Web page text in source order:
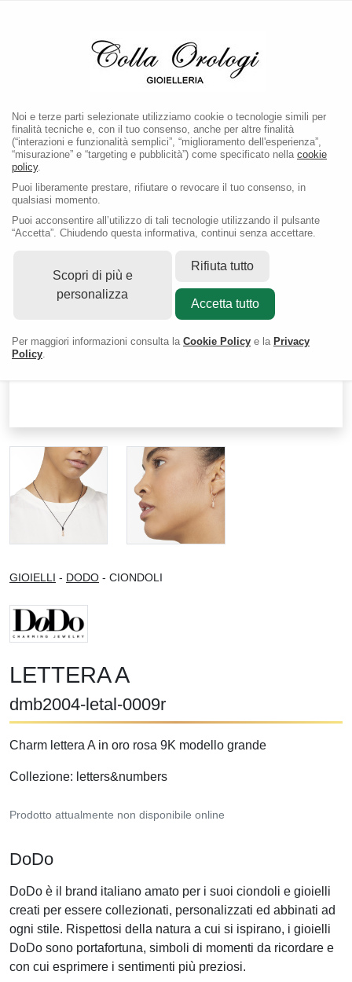
GIOIELLI - DODO - CIONDOLI
LETTERA A
dmb2004-letal-0009r
Charm lettera A in oro rosa 9K modello grande
Collezione: letters&numbers
Prodotto attualmente non disponibile online
DoDo
DoDo è il brand italiano amato per i suoi ciondoli e gioielli
creati per essere collezionati, personalizzati ed abbinati ad
ogni stile. Rispettosi della natura a cui si ispirano, i gioielli
DoDo sono portafortuna, simboli di momenti da ricordare e
con cui esprimere i sentimenti più preziosi.
Noi e terze parti selezionate utilizziamo cookie o tecnologie simili per
finalità tecniche e, con il tuo consenso, anche per altre finalità
(“interazioni e funzionalità semplici”, “miglioramento dell'esperienza”,
“misurazione” e “targeting e pubblicità”) come specificato nella cookie
policy.
Puoi liberamente prestare, rifiutare o revocare il tuo consenso, in
qualsiasi momento.
Puoi acconsentire all’utilizzo di tali tecnologie utilizzando il pulsante
“Accetta”. Chiudendo questa informativa, continui senza accettare.
Scopri di più e
personalizza
Rifiuta tutto
Accetta tutto
Per maggiori informazioni consulta la Cookie Policy e la Privacy
Policy.